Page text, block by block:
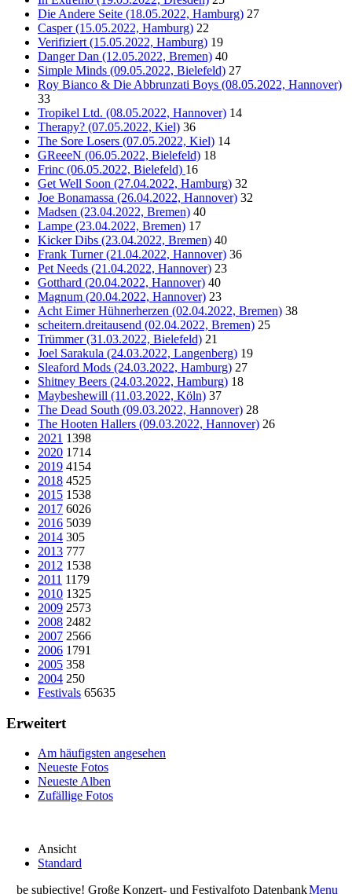
Die Andere Seite (18.05.2022, Hamburg) 27
Casper (15.05.2022, Hamburg) 22
Verifiziert (15.05.2022, Hamburg) 19
Danger Dan (12.05.2022, Bremen) 40
Simple Minds (09.05.2022, Bielefeld) 27
Roy Bianco & Die Abbrunzati Boys (08.05.2022, Hannover)
33
Tropikel Ltd. (08.05.2022, Hannover) 14
Therapy? (07.05.2022, Kiel) 36
The Sore Losers (07.05.2022, Kiel) 14
GReeeN (06.05.2022, Bielefeld) 18
Frinc (06.05.2022, Bielefeld) 16
Get Well Soon (27.04.2022, Hamburg) 32
Joe Bonamassa (26.04.2022, Hannover) 32
Madsen (23.04.2022, Bremen) 40
Lampe (23.04.2022, Bremen) 17
Kicker Dibs (23.04.2022, Bremen) 40
Frank Turner (21.04.2022, Hannover) 36
Pet Needs (21.04.2022, Hannover) 23
Gotthard (20.04.2022, Hannover) 40
Magnum (20.04.2022, Hannover) 23
Acht Eimer Hühnerherzen (02.04.2022, Bremen) 38
scheitern.dreitausend (02.04.2022, Bremen) 25
Trümmer (31.03.2022, Bielefeld) 21
Joel Sarakula (24.03.2022, Langenberg) 19
Sleaford Mods (24.03.2022, Hamburg) 27
Shitney Beers (24.03.2022, Hamburg) 18
Maybeshewill (11.03.2022, Köln) 37
The Dead South (09.03.2022, Hannover) 28
The Hooten Hallers (09.03.2022, Hannover) 26
2021 1398
2020 1714
2019 4154
2018 4525
2015 1538
2017 6026
2016 5039
2014 305
2013 777
2012 1538
2011 1179
2010 1325
2009 2573
2008 2482
2007 2566
2006 1791
2005 358
2004 250
Festivals 65635
Erweitert
Am häufigsten angesehen
Neueste Fotos
Neueste Alben
Zufällige Fotos
Ansicht
Standard
be subjective! Große Konzert- und Festivalfoto DatenbankMenu